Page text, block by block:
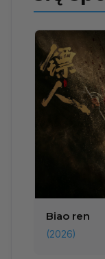
Biao ren
(2026)